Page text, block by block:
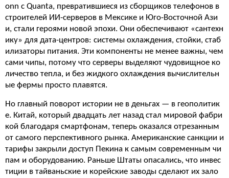
onn с Quanta, превратившиеся из сборщиков телефонов в
строителей ИИ-серверов в Мексике и Юго-Восточной Ази
и, стали героями новой эпохи. Они обеспечивают «сантехн
ику» для дата-центров: системы охлаждения, стойки, стаб
илизаторы питания. Эти компоненты не менее важны, чем
сами чипы, потому что серверы выделяют чудовищное ко
личество тепла, и без жидкого охлаждения вычислительн
ые фермы просто плавятся.
Но главный поворот истории не в деньгах — в геополитик
е. Китай, который двадцать лет назад стал мировой фабри
кой благодаря смартфонам, теперь оказался отрезанным
от самого перспективного рынка. Американские санкции и
тарифы закрыли доступ Пекина к самым современным чи
пам и оборудованию. Раньше Штаты опасались, что инвес
тиции в тайваньские и корейские заводы сделают их зало